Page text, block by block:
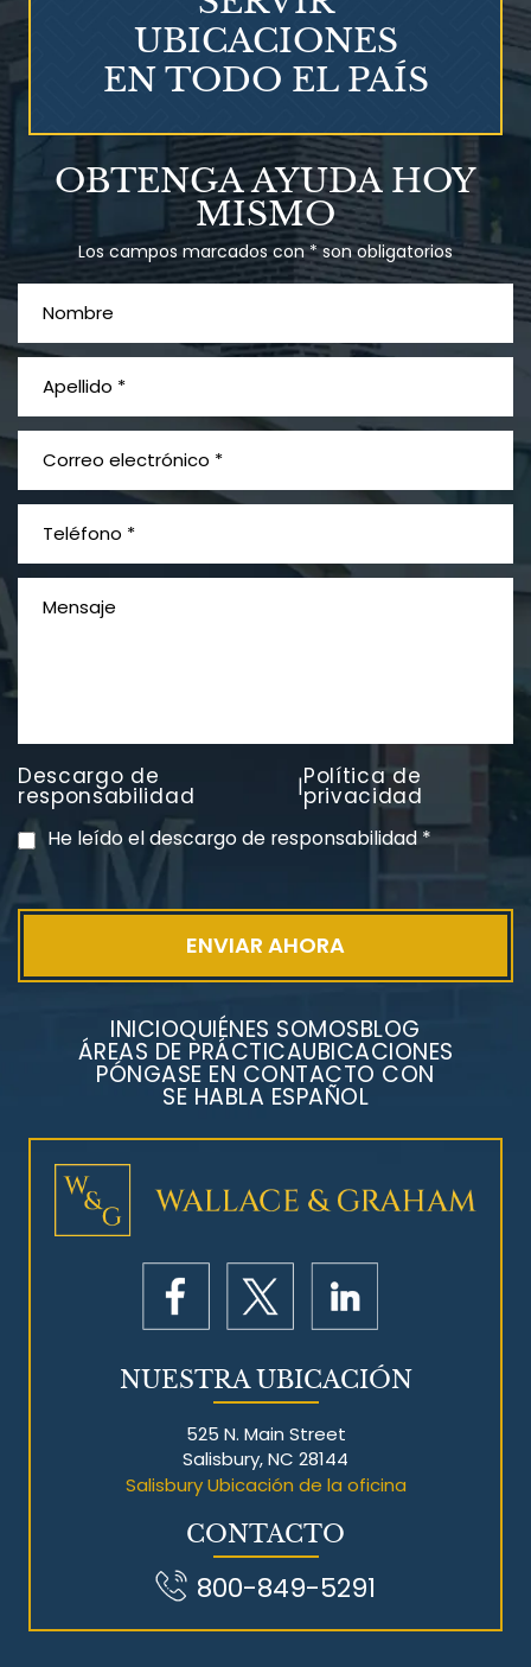
Talco en polvo
Ovary cancer
¿Qué es el mesotelioma?
PVC Cloruro de polivinilo
Exposición
OBTENGA AYUDA HOY
MISMO
Los campos marcados con * son obligatorios
Descargo de
responsabilidad |Política de
privacidad
He leído el descargo de responsabilidad*
UBICACIONES
EN TODO EL PAÍS
INICIOQUIÉNES SOMOSBLOG
ÁREAS DE PRÁCTICAUBICACIONES
PÓNGASE EN CONTACTO CON
SE HABLA ESPAÑOL
NUESTRA UBICACIÓN
525 N. Main Street
Salisbury, NC 28144
Salisbury Ubicación de la oficina
CONTACTO
800-849-5291